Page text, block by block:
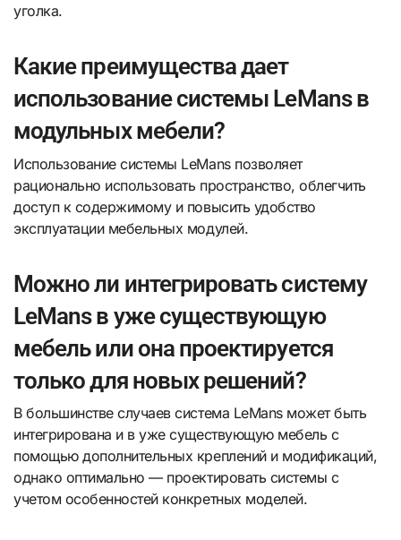
уголка.
Какие преимущества дает
использование системы LeMans в
модульных мебели?
Использование системы LeMans позволяет
рационально использовать пространство, облегчить
доступ к содержимому и повысить удобство
эксплуатации мебельных модулей.
Можно ли интегрировать систему
LeMans в уже существующую
мебель или она проектируется
только для новых решений?
В большинстве случаев система LeMans может быть
интегрирована и в уже существующую мебель с
помощью дополнительных креплений и модификаций,
однако оптимально — проектировать системы с
учетом особенностей конкретных моделей.